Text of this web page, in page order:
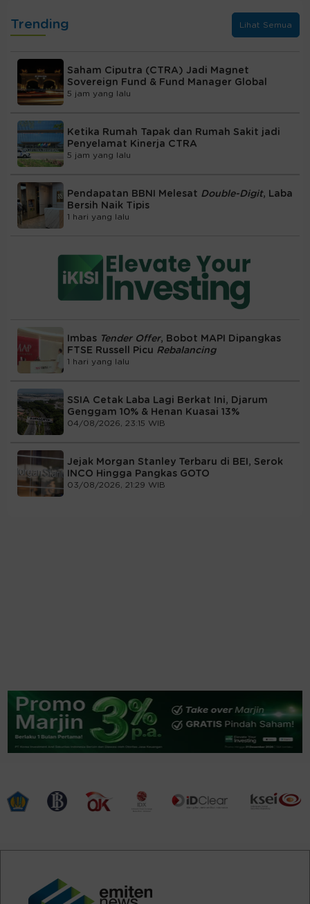
Trending Lihat Semua
Saham Ciputra (CTRA) Jadi Magnet
Sovereign Fund & Fund Manager Global
5 jam yang lalu
Ketika Rumah Tapak dan Rumah Sakit jadi
Penyelamat Kinerja CTRA
5 jam yang lalu
Pendapatan BBNI Melesat Double-Digit, Laba
Bersih Naik Tipis
1 hari yang lalu
Imbas Tender Offer, Bobot MAPI Dipangkas
FTSE Russell Picu Rebalancing
1 hari yang lalu
SSIA Cetak Laba Lagi Berkat Ini, Djarum
Genggam 10% & Henan Kuasai 13%
04/08/2026, 23:15 WIB
Jejak Morgan Stanley Terbaru di BEI, Serok
INCO Hingga Pangkas GOTO
03/08/2026, 21:29 WIB